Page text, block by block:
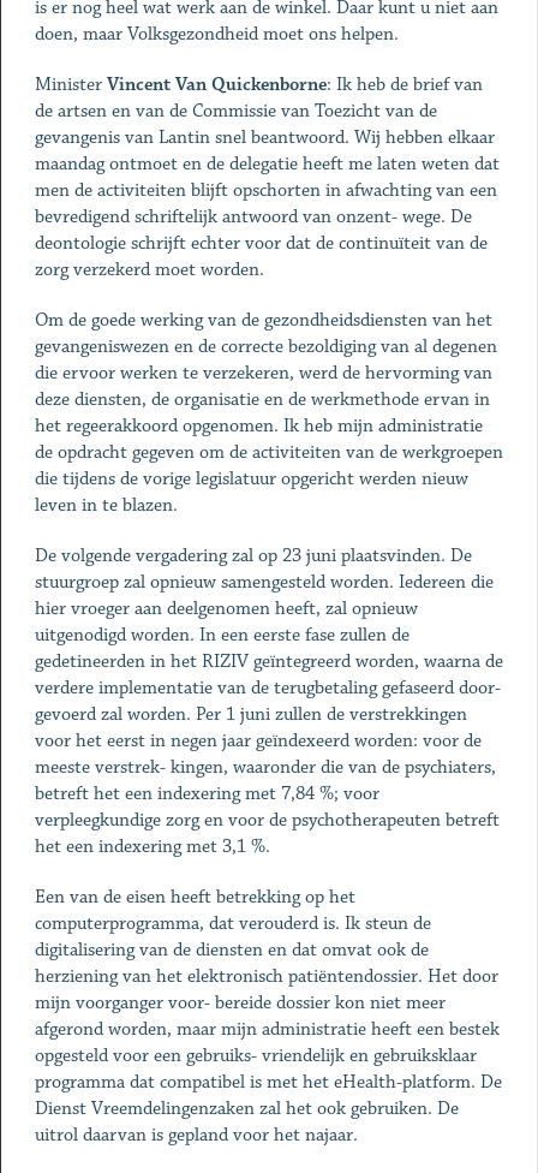
is er nog heel wat werk aan de winkel. Daar kunt u niet aan
doen, maar Volksgezondheid moet ons helpen.
Minister Vincent Van Quickenborne: Ik heb de brief van
de artsen en van de Commissie van Toezicht van de
gevangenis van Lantin snel beantwoord. Wij hebben elkaar
maandag ontmoet en de delegatie heeft me laten weten dat
men de activiteiten blijft opschorten in afwachting van een
bevredigend schriftelijk antwoord van onzent- wege. De
deontologie schrijft echter voor dat de continuïteit van de
zorg verzekerd moet worden.
Om de goede werking van de gezondheidsdiensten van het
gevangeniswezen en de correcte bezoldiging van al degenen
die ervoor werken te verzekeren, werd de hervorming van
deze diensten, de organisatie en de werkmethode ervan in
het regeerakkoord opgenomen. Ik heb mijn administratie
de opdracht gegeven om de activiteiten van de werkgroepen
die tijdens de vorige legislatuur opgericht werden nieuw
leven in te blazen.
De volgende vergadering zal op 23 juni plaatsvinden. De
stuurgroep zal opnieuw samengesteld worden. Iedereen die
hier vroeger aan deelgenomen heeft, zal opnieuw
uitgenodigd worden. In een eerste fase zullen de
gedetineerden in het RIZIV geïntegreerd worden, waarna de
verdere implementatie van de terugbetaling gefaseerd door-
gevoerd zal worden. Per 1 juni zullen de verstrekkingen
voor het eerst in negen jaar geïndexeerd worden: voor de
meeste verstrek- kingen, waaronder die van de psychiaters,
betreft het een indexering met 7,84 %; voor
verpleegkundige zorg en voor de psychotherapeuten betreft
het een indexering met 3,1 %.
Een van de eisen heeft betrekking op het
computerprogramma, dat verouderd is. Ik steun de
digitalisering van de diensten en dat omvat ook de
herziening van het elektronisch patiëntendossier. Het door
mijn voorganger voor- bereide dossier kon niet meer
afgerond worden, maar mijn administratie heeft een bestek
opgesteld voor een gebruiks- vriendelijk en gebruiksklaar
programma dat compatibel is met het eHealth-platform. De
Dienst Vreemdelingenzaken zal het ook gebruiken. De
uitrol daarvan is gepland voor het najaar.